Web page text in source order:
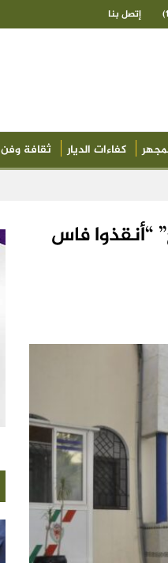
إتصل بنا
كفاءات الديار ثقافة وفن
“أنقذوا فاس